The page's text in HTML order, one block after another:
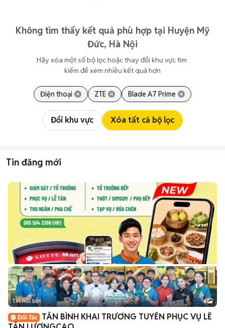
Không tìm thấy kết quả phù hợp tại Huyện Mỹ
Đức, Hà Nội
Hãy xóa một số bộ lọc hoặc thay đổi khu vực tìm
kiếm để xem nhiều kết quả hơn
Điện thoại ZTE Blade A7 Prime
Đổi khu vực Xóa tất cả bộ lọc
Tin đăng mới
+2
Tin nổi bật 6
TÂN BÌNH KHAI TRƯƠNG TUYỂN PHỤC VỤ LỄ